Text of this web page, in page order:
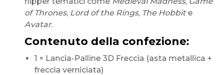
of Thrones, Lord of the Rings, The Hobbite
Avatar.
Contenuto della confezione:
1 × Lancia-Palline 3D Freccia (asta metallica +
freccia verniciata)